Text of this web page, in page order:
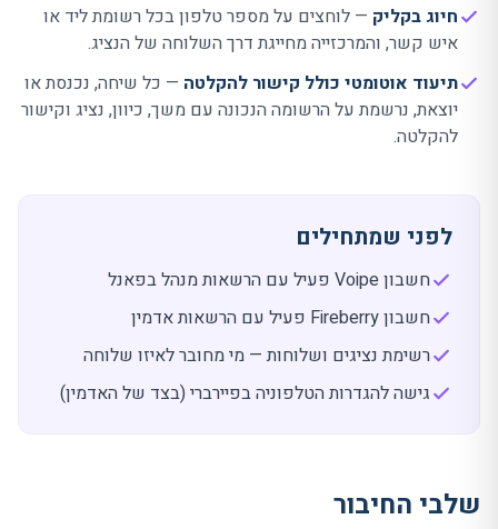
חיוג בקליק — לוחצים על מספר טלפון בכל רשומת ליד או
איש קשר, והמרכזייה מחייגת דרך השלוחה של הנציג.
תיעוד אוטומטי כולל קישור להקלטה — כל שיחה, נכנסת או
יוצאת, נרשמת על הרשומה הנכונה עם משך, כיוון, נציג וקישור
להקלטה.
לפני שמתחילים
חשבון Voipe פעיל עם הרשאות מנהל בפאנל
חשבון Fireberry פעיל עם הרשאות אדמין
רשימת נציגים ושלוחות — מי מחובר לאיזו שלוחה
גישה להגדרות הטלפוניה בפיירברי (בצד של האדמין)
שלבי החיבור